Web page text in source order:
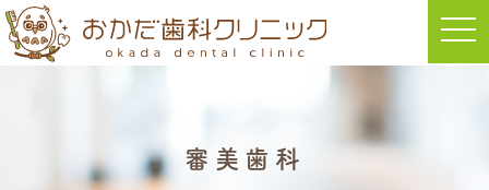
審美歯科
t
o